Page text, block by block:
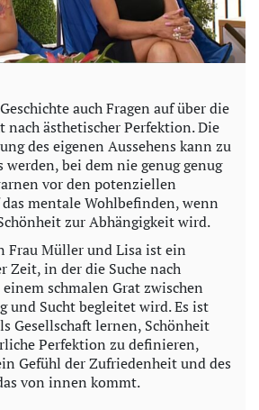
auch Fragen auf über die
nach ästhetischer Perfektion. Die
des eigenen Aussehens kann zu
werden, bei dem nie genug genug
vor den potenziellen
mentale Wohlbefinden, wenn
zur Abhängigkeit wird.
Frau Müller und Lisa ist ein
Zeit, in der die Suche nach
schmalen Grat zwischen
und Sucht begleitet wird. Es ist
Gesellschaft lernen, Schönheit
Perfektion zu definieren,
Gefühl der Zufriedenheit und des
von innen kommt.